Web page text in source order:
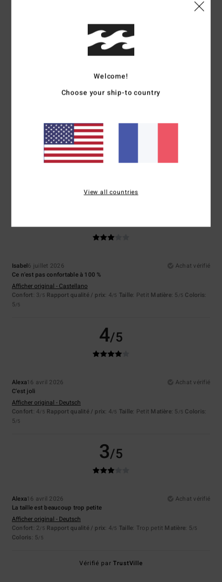
3 avis vérifiésdepuis avril 2026
0% de nos clients recommandent ce produit
Trop petit Trop grand
Coloris
3
Isabel6 juillet 2026
Achat vérifié
Ce n'est pas confortable à 100 %
Afficher original - Castellano
Confort: 3/5 Rapport qualité / prix: 4/5 Taille: Petit Matière: 5 /5 Coloris:
5/5
4/5
Alexa16 avril 2026
Achat vérifié
C'est joli
Afficher original - Deutsch
Confort: 4/5 Rapport qualité / prix: 4/5 Taille: Petit Matière: 5 /5 Coloris:
5/5
3/5
Alexa16 avril 2026
Achat vérifié
La taille est beaucoup trop petite
Afficher original - Deutsch
Confort: 2/5 Rapport qualité / prix: 4/5 Taille: Trop petit Matière: 5/5
Coloris: 5/5
Vérifié parTrustVille
Welcome!
Choose your ship-to country
View all countries